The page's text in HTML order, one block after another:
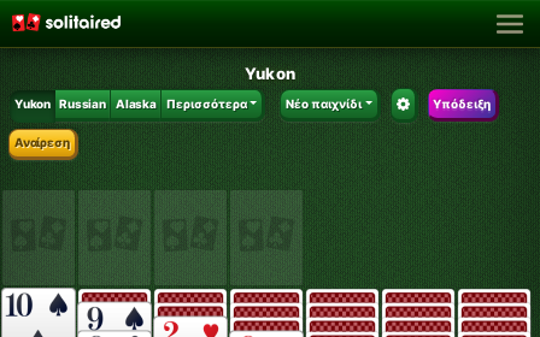
Yukon
Yukon Russian Alaska Περισσότερα Νέο παιχνίδι Υπόδειξη
Αναίρεση